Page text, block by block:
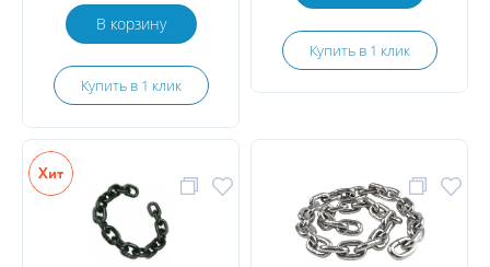
В корзину
Купить в 1 клик
Купить в 1 клик